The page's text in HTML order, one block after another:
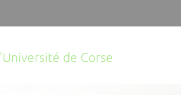
de Corse